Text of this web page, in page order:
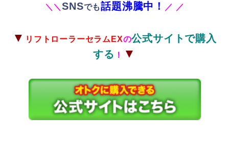
＼ ＼SNSでも話題沸騰中！ ／ ／
▼ リフトローラーセラムEXの公式サイトで購入
する ！ ▼